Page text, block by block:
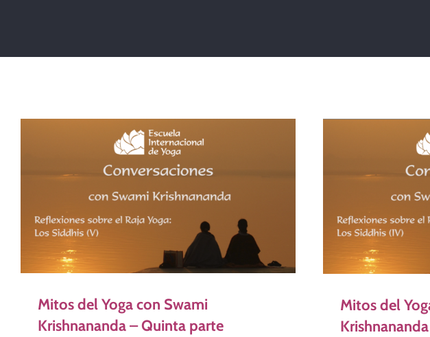
Mitos del Yoga con Swami
Krishnananda – Quinta parte
Mitos del